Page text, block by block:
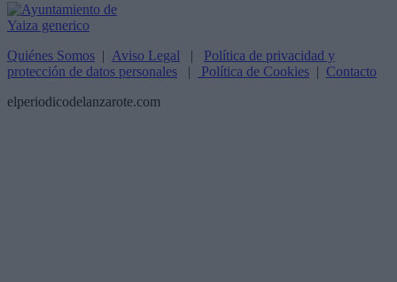
Quiénes Somos | Aviso Legal | Política de privacidad y
protección de datos personales | Política de Cookies | Contacto
elperiodicodelanzarote.com